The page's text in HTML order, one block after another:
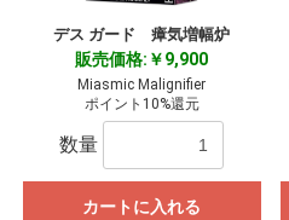
デス ガード 瘴気増幅炉
販売価格:￥9,900
Miasmic Malignifier
ポイント10%還元
数量
カートに入れる